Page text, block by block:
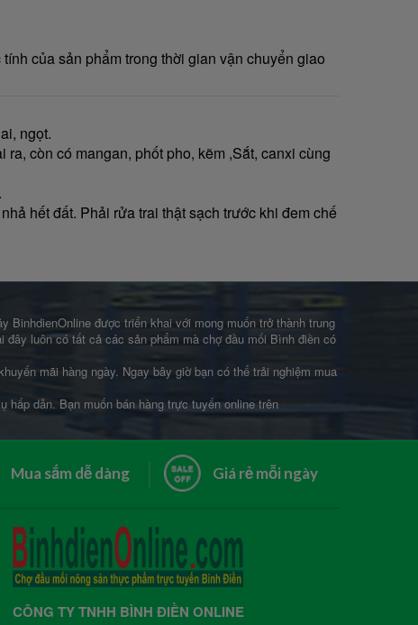
của sản phẩm trong thời gian vận chuyển giao
ngọt.
còn có mangan, phốt pho, kẽm ,Sắt, canxi cùng
hết đất. Phải rửa trai thật sạch trước khi đem chế
được triển khai với mong muốn trở thành trung
luôn có tất cả các sản phẩm mà chợ đầu mối Bình điền có
mãi hàng ngày. Ngay bây giờ bạn có thể trải nghiệm mua
hấp dẫn. Bạn muốn bán hàng trực tuyến online trên
Mua sắm dễ dàng Giá rẻ mỗi ngày
CÔNG TY TNHH BÌNH ĐIỀN ONLINE